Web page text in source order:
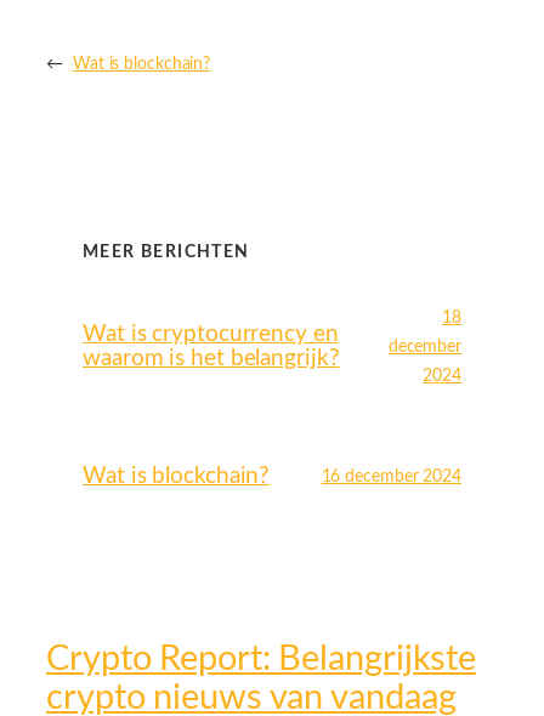
← Wat is blockchain?
MEER BERICHTEN
Wat is cryptocurrency en
waarom is het belangrijk?
18
december
2024
Wat is blockchain? 16 december 2024
Crypto Report: Belangrijkste
crypto nieuws van vandaag